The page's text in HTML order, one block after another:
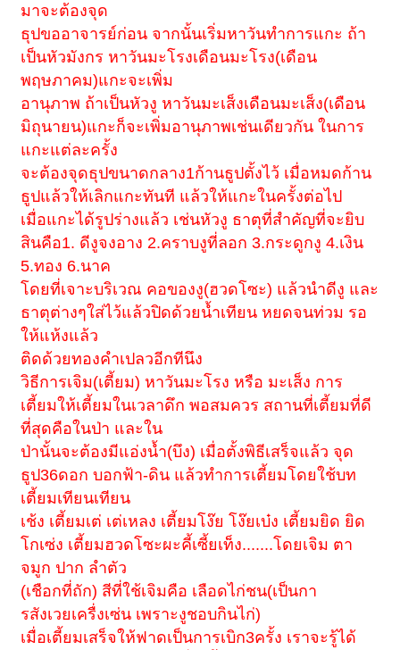
มาจะต้องจุด
ธุปขออาจารย์ก่อน จากนั้นเริ่มหาวันทำการแกะ ถ้า
เป็นหัวมังกร หาวันมะโรงเดือนมะโรง(เดือน
พฤษภาคม)แกะจะเพิ่ม
อานุภาพ ถ้าเป็นหัวงู หาวันมะเส็งเดือนมะเส็ง(เดือน
มิถุนายน)แกะก็จะเพิ่มอานุภาพเช่นเดียวกัน ในการ
แกะแต่ละครั้ง
จะต้องจุดธุปขนาดกลาง1ก้านธูปตั้งไว้ เมื่อหมดก้าน
ธูปแล้วให้เลิกแกะทันที แล้วให้แกะในครั้งต่อไป
เมื่อแกะได้รูปร่างแล้ว เช่นหัวงู ธาตุที่สำคัญที่จะยิบ
สินคือ1. ดีงูจงอาง 2.คราบงูที่ลอก 3.กระดูกงู 4.เงิน
5.ทอง 6.นาค
โดยที่เจาะบริเวณ คอของงู(ฮวดโซะ) แล้วนำดีงู และ
ธาตุต่างๆใส่ไว้แล้วปิดด้วยน้ำเทียน หยดจนท่วม รอ
ให้แห้งแล้ว
ติดด้วยทองคำเปลวอีกทีนึง
วิธีการเจิม(เตี้ยม) หาวันมะโรง หรือ มะเส็ง การ
เตี้ยมให้เตี้ยมในเวลาดึก พอสมควร สถานที่เตี้ยมที่ดี
ที่สุดคือในป่า และใน
ป่านั้นจะต้องมีแอ่งน้ำ(บึง) เมื่อตั้งพิธีเสร็จแล้ว จุด
ธูป36ดอก บอกฟ้า-ดิน แล้วทำการเตี้ยมโดยใช้บท
เตี้ยมเทียนเทียน
เช้ง เตี้ยมเต่ เต่เหลง เตี้ยมโง๊ย โง๊ยเบ๋ง เตี้ยมยิด ยิด
โกเซ่ง เตี้ยมฮวดโซะผะคี้เซี้ยเท็ง.......โดยเจิม ตา
จมูก ปาก ลำตัว
(เชือกที่ถัก) สีที่ใช้เจิมคือ เลือดไก่ชน(เป็นกา
รสังเวยเครื่งเซ่น เพราะงูชอบกินไก่)
เมื่อเตี้ยมเสร็จให้ฟาดเป็นการเบิก3ครั้ง เราจะรู้ได้